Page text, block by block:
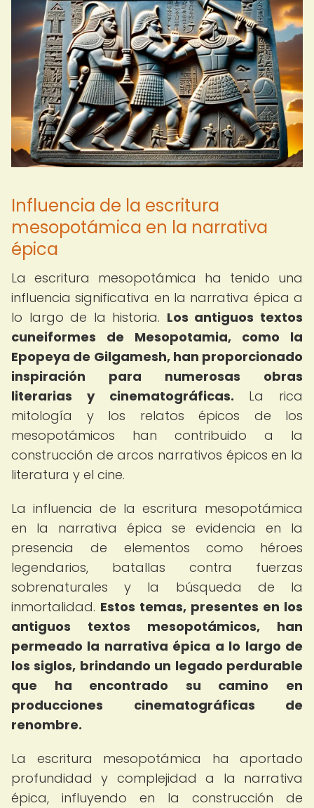
Influencia de la escritura
mesopotámica en la narrativa
épica
La escritura mesopotámica ha tenido una
influencia significativa en la narrativa épica a
lo largo de la historia. Los antiguos textos
cuneiformes de Mesopotamia, como la
Epopeya de Gilgamesh, han proporcionado
inspiración para numerosas obras
literarias y cinematográficas. La rica
mitología y los relatos épicos de los
mesopotámicos han contribuido a la
construcción de arcos narrativos épicos en la
literatura y el cine.
La influencia de la escritura mesopotámica
en la narrativa épica se evidencia en la
presencia de elementos como héroes
legendarios, batallas contra fuerzas
sobrenaturales y la búsqueda de la
inmortalidad. Estos temas, presentes en los
antiguos textos mesopotámicos, han
permeado la narrativa épica a lo largo de
los siglos, brindando un legado perdurable
que ha encontrado su camino en
producciones cinematográficas de
renombre.
La escritura mesopotámica ha aportado
profundidad y complejidad a la narrativa
épica, influyendo en la construcción de